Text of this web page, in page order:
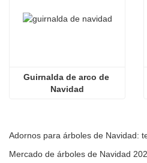
Guirnalda de arco de
Navidad